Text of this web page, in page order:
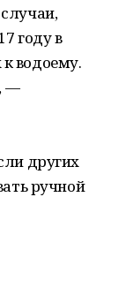
году в
водоему.
—
других
ручной